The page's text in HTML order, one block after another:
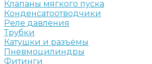
Клапаны мягкого пуска
Конденсатоотводчики
Реле давления
Трубки
Катушки и разъёмы
Пневмоцилиндры
Фитинги